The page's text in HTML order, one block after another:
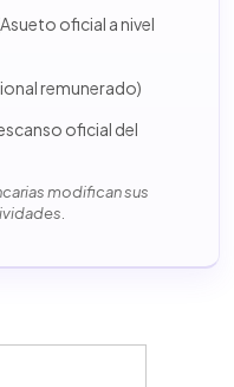
oficial a nivel
remunerado)
oficial del
modifican sus